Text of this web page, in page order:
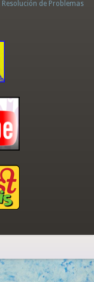
Resolución de Problemas